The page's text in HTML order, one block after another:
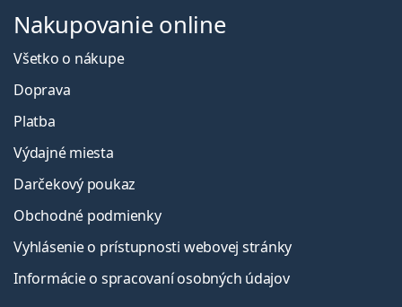
Nakupovanie online
Všetko o nákupe
Doprava
Platba
Výdajné miesta
Darčekový poukaz
Obchodné podmienky
Vyhlásenie o prístupnosti webovej stránky
Informácie o spracovaní osobných údajov